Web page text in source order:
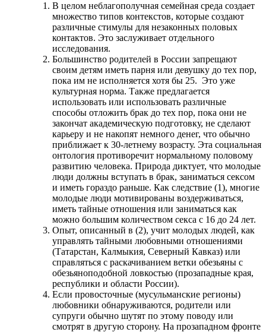
В целом неблагополучная семейная среда создает
множество типов контекстов, которые создают
различные стимулы для незаконных половых
контактов. Это заслуживает отдельного
исследования.
Большинство родителей в России запрещают
своим детям иметь парня или девушку до тех пор,
пока им не исполняется хотя бы 25. Это уже
культурная норма. Также предлагается
использовать или использовать различные
способы отложить брак до тех пор, пока они не
закончат академическую подготовку, не сделают
карьеру и не накопят немного денег, что обычно
приближает к 30-летнему возрасту. Эта социальная
онтология противоречит нормальному половому
развитию человека. Природа диктует, что молодые
люди должны вступать в брак, заниматься сексом
и иметь гораздо раньше. Как следствие (1), многие
молодые люди мотивированы воздерживаться,
иметь тайные отношения или заниматься как
можно большим количеством секса с 16 до 24 лет.
Опыт, описанный в (2), учит молодых людей, как
управлять тайными любовными отношениями
(Татарстан, Калмыкия, Северный Кавказ) или
справляться с раскачиванием ветки обезьяны с
обезьяноподобной ловкостью (прозападные края,
республики и области России).
Если провосточные (мусульманские регионы)
любовники обнаруживаются, родители или
супруги обычно шутят по этому поводу или
смотрят в другую сторону. На прозападном фронте